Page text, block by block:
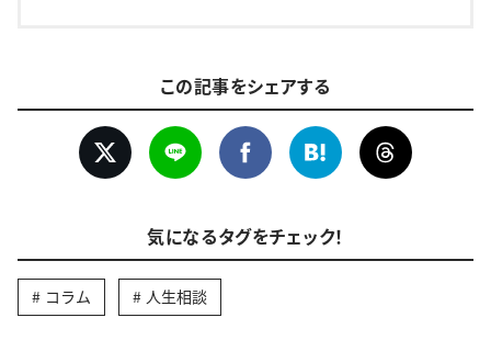
この記事をシェアする
気になるタグをチェック！
コラム 人生相談